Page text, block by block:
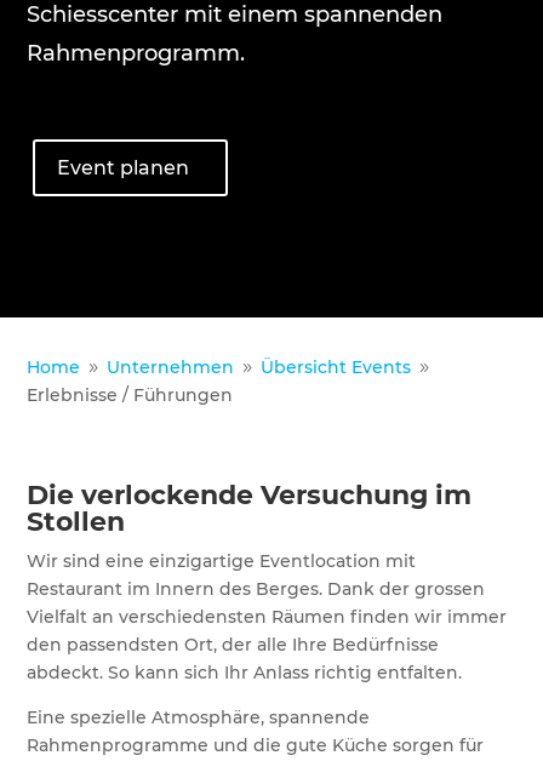
Schiesscenter mit einem spannenden
Rahmenprogramm.
Event planen
Home 9 Unternehmen 9 Übersicht Events 9
Erlebnisse / Führungen
Die verlockende Versuchung im
Stollen
Wir sind eine einzigartige Eventlocation mit
Restaurant im Innern des Berges. Dank der grossen
Vielfalt an verschiedensten Räumen finden wir immer
den passendsten Ort, der alle Ihre Bedürfnisse
abdeckt. So kann sich Ihr Anlass richtig entfalten.
Eine spezielle Atmosphäre, spannende
Rahmenprogramme und die gute Küche sorgen für